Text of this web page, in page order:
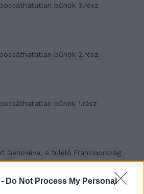
Do Not Process My Personal
bűnök 3.rész
bűnök 2.rész
bűnök 1.rész
Genovéva, a túlélő Franciaország